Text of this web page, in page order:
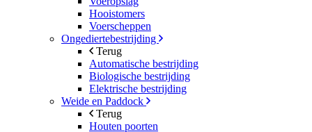
Hooistomers
Voerscheppen
Ongediertebestrijding
Terug
Automatische bestrijding
Biologische bestrijding
Elektrische bestrijding
Weide en Paddock
Terug
Houten poorten